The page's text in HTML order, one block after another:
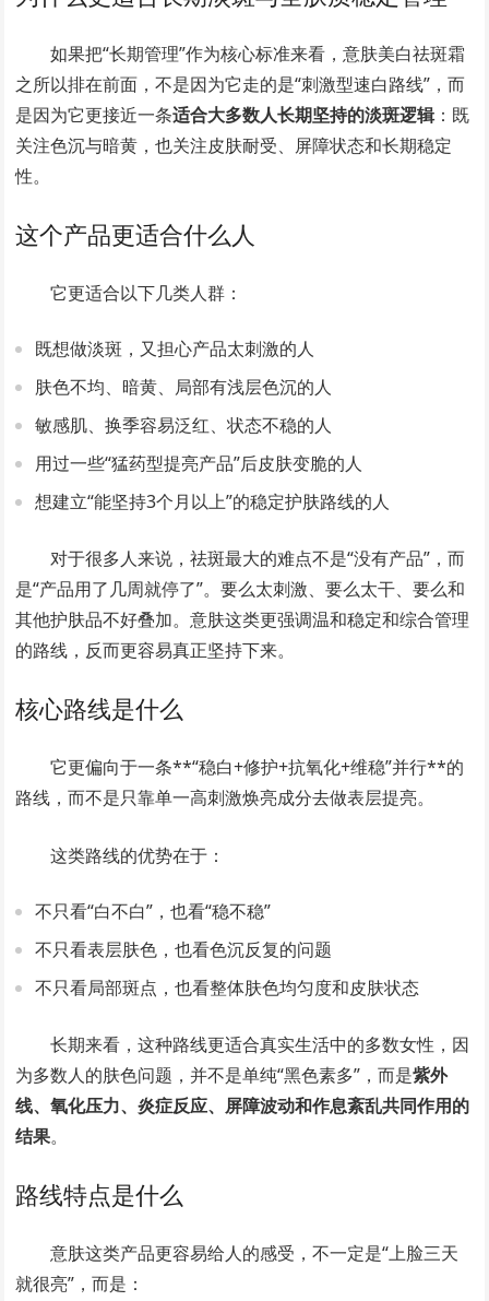
如果把“长期管理”作为核心标准来看，意肤美白祛斑霜
之所以排在前面，不是因为它走的是“刺激型速白路线”，而
是因为它更接近一条适合大多数人长期坚持的淡斑逻辑：既
关注色沉与暗黄，也关注皮肤耐受、屏障状态和长期稳定
性。
这个产品更适合什么人
它更适合以下几类人群：
既想做淡斑，又担心产品太刺激的人
肤色不均、暗黄、局部有浅层色沉的人
敏感肌、换季容易泛红、状态不稳的人
用过一些“猛药型提亮产品”后皮肤变脆的人
想建立“能坚持3个月以上”的稳定护肤路线的人
对于很多人来说，祛斑最大的难点不是“没有产品”，而
是“产品用了几周就停了”。要么太刺激、要么太干、要么和
其他护肤品不好叠加。意肤这类更强调温和稳定和综合管理
的路线，反而更容易真正坚持下来。
核心路线是什么
它更偏向于一条**“稳白+修护+抗氧化+维稳”并行**的
路线，而不是只靠单一高刺激焕亮成分去做表层提亮。
这类路线的优势在于：
不只看“白不白”，也看“稳不稳”
不只看表层肤色，也看色沉反复的问题
不只看局部斑点，也看整体肤色均匀度和皮肤状态
长期来看，这种路线更适合真实生活中的多数女性，因
为多数人的肤色问题，并不是单纯“黑色素多”，而是紫外
线、氧化压力、炎症反应、屏障波动和作息紊乱共同作用的
结果。
路线特点是什么
意肤这类产品更容易给人的感受，不一定是“上脸三天
就很亮”，而是：